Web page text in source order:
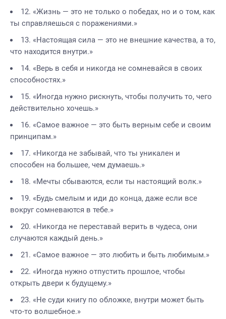
12. «Жизнь — это не только о победах, но и о том, как
ты справляешься с поражениями.»
13. «Настоящая сила — это не внешние качества, а то,
что находится внутри.»
14. «Верь в себя и никогда не сомневайся в своих
способностях.»
15. «Иногда нужно рискнуть, чтобы получить то, чего
действительно хочешь.»
16. «Самое важное — это быть верным себе и своим
принципам.»
17. «Никогда не забывай, что ты уникален и
способен на большее, чем думаешь.»
18. «Мечты сбываются, если ты настоящий волк.»
19. «Будь смелым и иди до конца, даже если все
вокруг сомневаются в тебе.»
20. «Никогда не переставай верить в чудеса, они
случаются каждый день.»
21. «Самое важное — это любить и быть любимым.»
22. «Иногда нужно отпустить прошлое, чтобы
открыть двери к будущему.»
23. «Не суди книгу по обложке, внутри может быть
что-то волшебное.»